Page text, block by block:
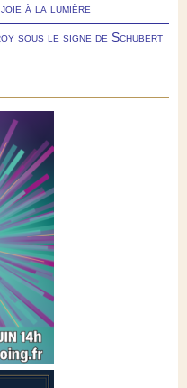
à la lumière
sous le signe de Schubert